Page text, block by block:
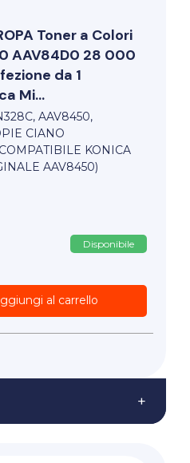
Toner a Colori
AAV84D0 28 000
da 1
Mi...
AAV8450,
CIANO
KONICA
AAV8450)
Disponibile
al carrello
+